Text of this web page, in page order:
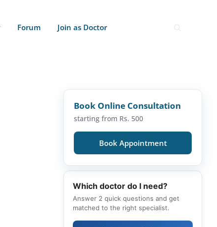
Forum Join as Doctor
Book Online Consultation
starting from Rs. 500
Book Appointment
Which doctor do I need?
Answer 2 quick questions and get
matched to the right specialist.